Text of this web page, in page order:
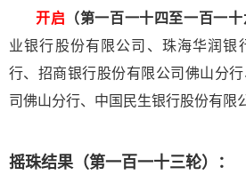
开启 （第一百一十四至一百一十
业银行股份有限公司、珠海华润银
行、招商银行股份有限公司佛山分
司佛山分行、中国民生银行股份有限
摇珠结果（第一百一十三轮）：